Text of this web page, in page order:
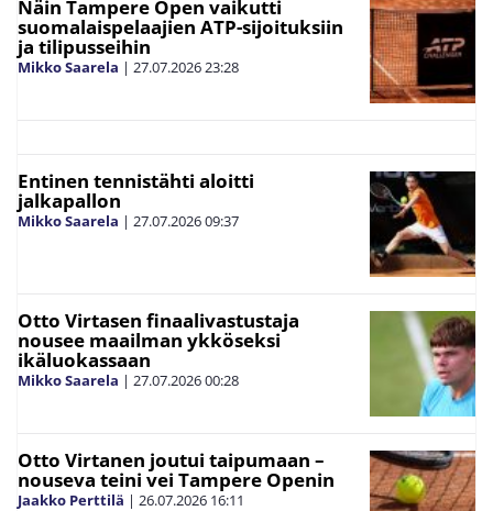
Näin Tampere Open vaikutti
suomalaispelaajien ATP-sijoituksiin
ja tilipusseihin
Mikko Saarela | 27.07.202623:28
Entinen tennistähti aloitti
jalkapallon
Mikko Saarela | 27.07.202609:37
Otto Virtasen finaalivastustaja
nousee maailman ykköseksi
ikäluokassaan
Mikko Saarela | 27.07.202600:28
Otto Virtanen joutui taipumaan –
nouseva teini vei Tampere Openin
Jaakko Perttilä | 26.07.2026 16:11